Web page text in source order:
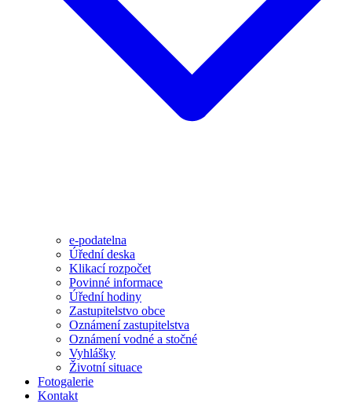
e-podatelna
Úřední deska
Klikací rozpočet
Povinné informace
Úřední hodiny
Zastupitelstvo obce
Oznámení zastupitelstva
Oznámení vodné a stočné
Vyhlášky
Životní situace
Fotogalerie
Kontakt